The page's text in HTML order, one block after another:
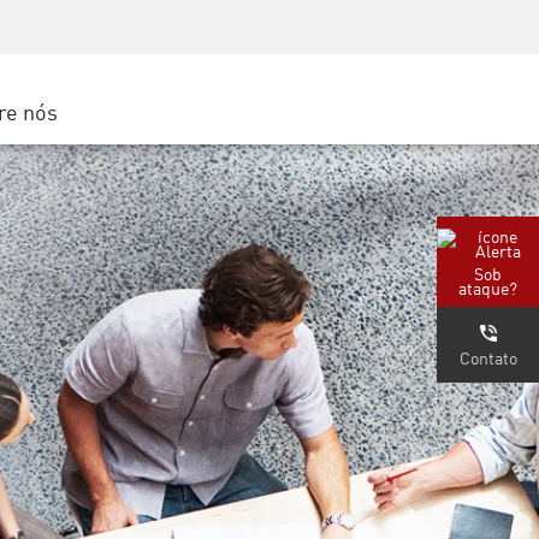
Cloud
nós
Sob
ataque?
Contato